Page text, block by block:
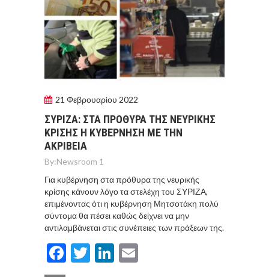
21 Φεβρουαρίου 2022
ΣΥΡΙΖΑ: ΣΤΑ ΠΡΟΘΥΡΑ ΤΗΣ ΝΕΥΡΙΚΗΣ
ΚΡΙΣΗΣ Η ΚΥΒΕΡΝΗΣΗ ΜΕ ΤΗΝ
ΑΚΡΙΒΕΙΑ
By:Newsroom 1
Για κυβέρνηση στα πρόθυρα της νευρικής
κρίσης κάνουν λόγο τα στελέχη του ΣΥΡΙΖΑ,
επιμένοντας ότι η κυβέρνηση Μητσοτάκη πολύ
σύντομα θα πέσει καθώς δείχνει να μην
αντιλαμβάνεται στις συνέπειες των πράξεων της.
Facebook
TwitterLinkedIn